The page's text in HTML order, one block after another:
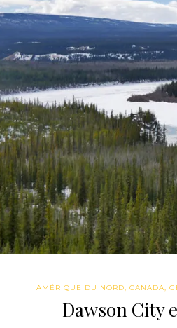
AMÉRIQUE DU NORD, CANADA,
Dawson City